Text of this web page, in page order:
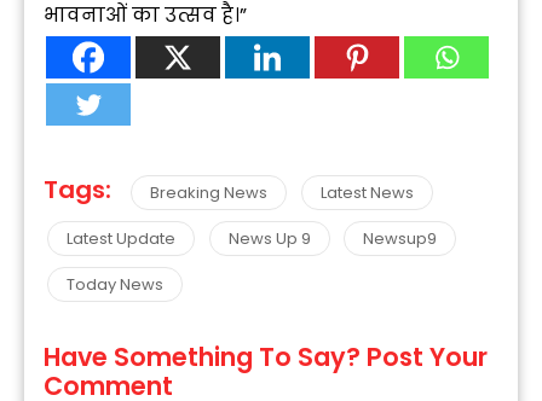
भावनाओं का उत्सव है।”
Tags: Breaking News
Latest News
Latest Update
News Up 9
Newsup9
Today News
Have Something To Say? Post Your
Comment